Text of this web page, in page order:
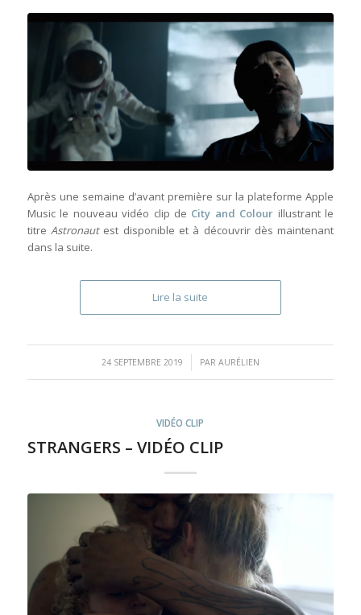
Après une semaine d’avant première sur la plateforme Apple
Music le nouveau vidéo clip de City and Colour illustrant le
titre Astronautest disponible et à découvrir dès maintenant
dans la suite.
Lire la suite
24 SEPTEMBRE 2019
/ PAR AURÉLIEN
VIDÉO CLIP
STRANGERS – VIDÉO CLIP